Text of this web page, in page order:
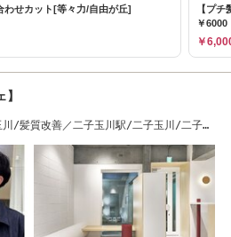
わせカット[等々力/自由が丘]
【プ
￥6000
￥
/髪質改善／二子玉川駅/二子玉川/二子玉